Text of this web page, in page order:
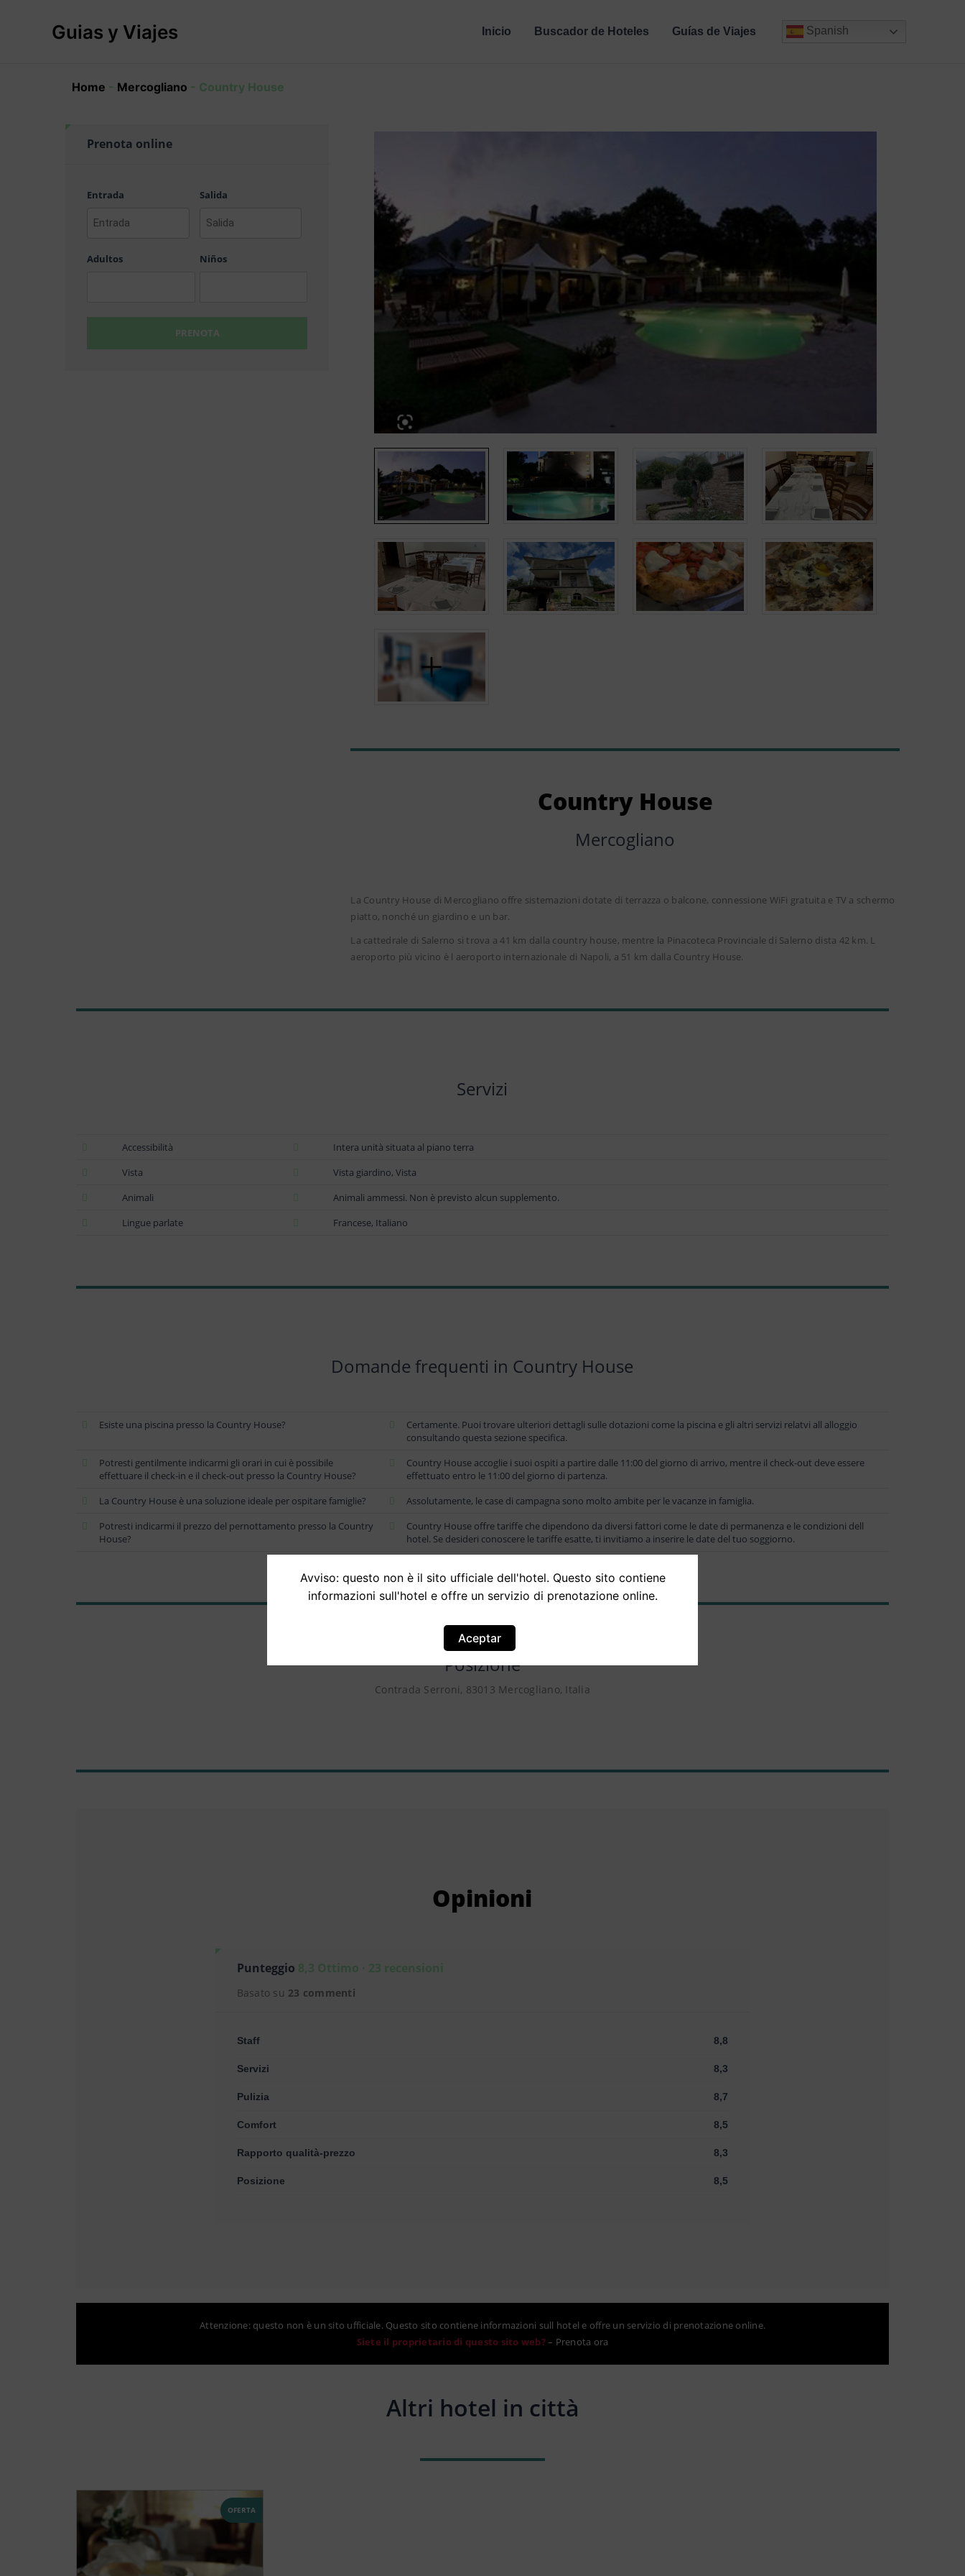
Guias y Viajes Inicio Buscador de Hoteles Guías de Viajes Spanish
Home - Mercogliano - Country House
Prenota online
Entrada Salida
Adultos Niños
PRENOTA
Country House
Mercogliano
La Country House di Mercogliano offre sistemazioni dotate di terrazza o balcone, connessione WiFi gratuita e TV a schermo
piatto, nonché un giardino e un bar.
La cattedrale di Salerno si trova a 41 km dalla country house, mentre la Pinacoteca Provinciale di Salerno dista 42 km. L
aeroporto più vicino è l aeroporto internazionale di Napoli, a 51 km dalla Country House.
Servizi
Accessibilità
Intera unità situata al piano terra
Vista
Vista giardino, Vista
Animali
Animali ammessi. Non è previsto alcun supplemento.
Lingue parlate
Francese, Italiano
Domande frequenti in Country House
Esiste una piscina presso la Country House?
Certamente. Puoi trovare ulteriori dettagli sulle dotazioni come la piscina e gli altri servizi relatvi all alloggio
consultando questa sezione specifica.
Potresti gentilmente indicarmi gli orari in cui è possibile
effettuare il check-in e il check-out presso la Country House?
Country House accoglie i suoi ospiti a partire dalle 11:00 del giorno di arrivo, mentre il check-out deve essere
effettuato entro le 11:00 del giorno di partenza.
La Country House è una soluzione ideale per ospitare famiglie?
Assolutamente, le case di campagna sono molto ambite per le vacanze in famiglia.
Potresti indicarmi il prezzo del pernottamento presso la Country
House?
Country House offre tariffe che dipendono da diversi fattori come le date di permanenza e le condizioni dell
hotel. Se desideri conoscere le tariffe esatte, ti invitiamo a inserire le date del tuo soggiorno.
Posizione
Contrada Serroni, 83013 Mercogliano, Italia
Opinioni
Punteggio 8,3 Ottimo · 23 recensioni
Basato su 23 commenti
Staff 8,8
Servizi 8,3
Pulizia 8,7
Comfort 8,5
Rapporto qualità-prezzo 8,3
Posizione 8,5
Attenzione: questo non è un sito ufficiale. Questo sito contiene informazioni sull hotel e offre un servizio di prenotazione online.
Siete il proprietario di questo sito web?– Prenota ora
Altri hotel in città
OFERTA
Avviso: questo non è il sito ufficiale dell'hotel. Questo sito contiene
informazioni sull'hotel e offre un servizio di prenotazione online.
Aceptar